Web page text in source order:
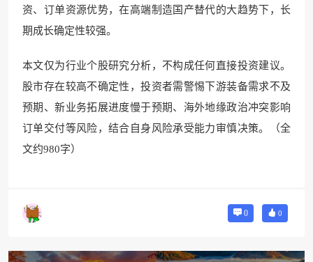
资、订单资源优势，在高端制造国产替代的大趋势下，长
期成长确定性较强。
本文仅为行业个股研究分析，不构成任何直接投资建议。
股市存在较高不确定性，投资者需警惕下游装备需求不及
预期、新业务拓展进度慢于预期、海外地缘政治冲突影响
订单交付等风险，结合自身风险承受能力审慎决策。（全
文约980字）
0 0